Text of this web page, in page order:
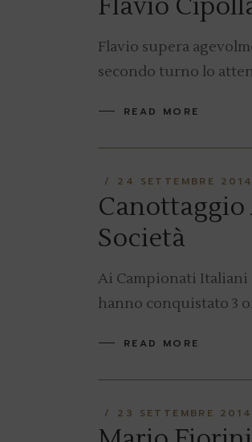
Flavio
Flavio supera
secondo turno lo
READ MORE
24 SETTEMBRE 2014
Società
Ai Campionati Italiani
hanno conquistato 3
READ MORE
23 SETTEMBRE 2014